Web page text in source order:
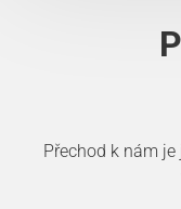
Přechod k nám